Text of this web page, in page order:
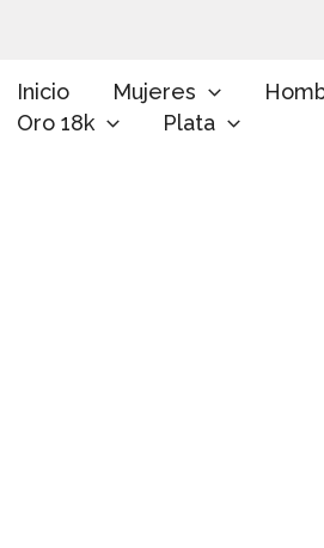
Inicio Mujeres
Oro 18k
Plata